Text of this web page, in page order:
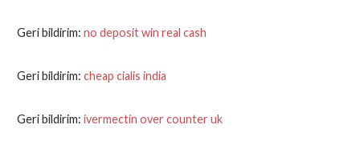
Geri bildirim: no deposit win real cash
Geri bildirim: cheap cialis india
Geri bildirim: ivermectin over counter uk